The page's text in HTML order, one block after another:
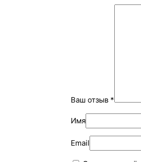
Ваш отзыв *
Имя
Email